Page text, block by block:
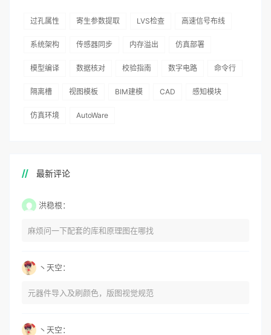
过孔属性 寄生参数提取 LVS检查 高速信号布线
系统架构 传感器同步 内存溢出 仿真部署
模型编译 数据核对 校验指南 数字电路 命令行
隔离槽 视图模板 BIM建模 CAD 感知模块
仿真环境 AutoWare
最新评论
洪稳根：
麻烦问一下配套的库和原理图在哪找
丶天空：
元器件导入及刷颜色，版图视觉规范
丶天空：